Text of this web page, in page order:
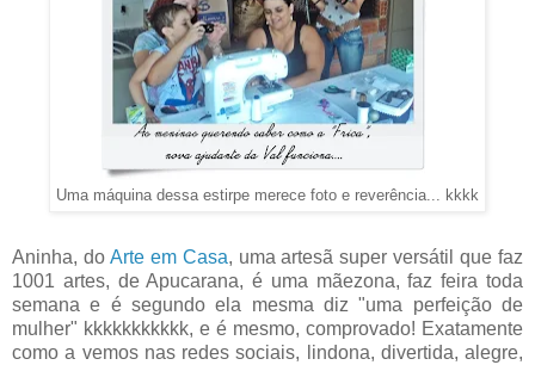
Uma máquina dessa estirpe merece foto e reverência... kkkk
Aninha, do Arte em Casa, uma artesã super versátil que faz
1001 artes, de Apucarana, é uma mãezona, faz feira toda
semana e é segundo ela mesma diz "uma perfeição de
mulher" kkkkkkkkkkk, e é mesmo, comprovado! Exatamente
como a vemos nas redes sociais, lindona, divertida, alegre,